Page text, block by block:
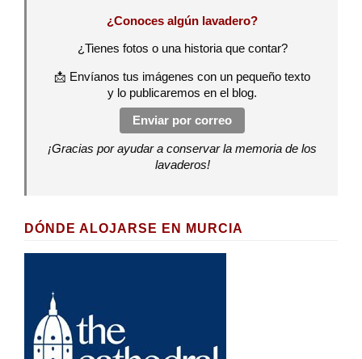
¿Conoces algún lavadero?
¿Tienes fotos o una historia que contar?
📩 Envíanos tus imágenes con un pequeño texto
y lo publicaremos en el blog.
Enviar por correo
¡Gracias por ayudar a conservar la memoria de los
lavaderos!
DÓNDE ALOJARSE EN MURCIA